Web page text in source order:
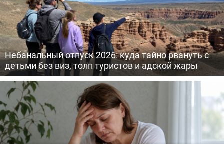
Небанальный отпуск 2026: куда тайно рвануть с
детьми без виз, толп туристов и адской жары